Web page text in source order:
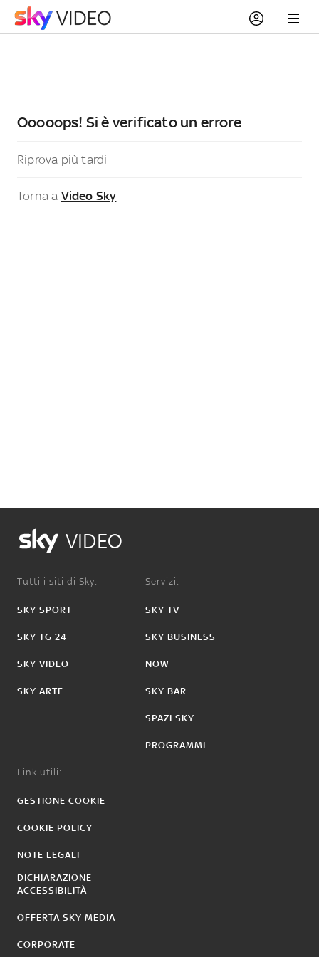
Ooooops! Si è verificato un errore
Riprova più tardi
Torna a Video Sky
VIDEO
Tutti i siti di Sky:
SKY SPORT
SKY TG 24
SKY VIDEO
SKY ARTE
Servizi:
SKY TV
SKY BUSINESS
NOW
SKY BAR
SPAZI SKY
PROGRAMMI
Link utili:
GESTIONE COOKIE
COOKIE POLICY
NOTE LEGALI
DICHIARAZIONE
ACCESSIBILITÀ
OFFERTA SKY MEDIA
CORPORATE